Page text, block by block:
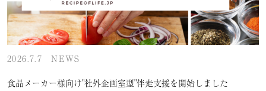
2026.7.7 NEWS
食品メーカー様向け"社外企画室型"伴走支援を開始しました